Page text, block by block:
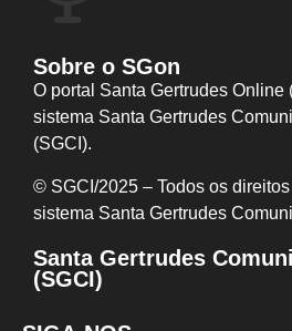
Sobre o SGon
O portal Santa Gertrudes Online
sistema Santa Gertrudes
(SGCI).
© SGCI/2025 – Todos os
sistema Santa Gertrudes
Santa Gertrudes
(SGCI)